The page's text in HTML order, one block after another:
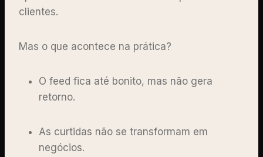
clientes.
Mas o que acontece na prática?
O feed fica até bonito, mas não gera
retorno.
As curtidas não se transformam em
negócios.